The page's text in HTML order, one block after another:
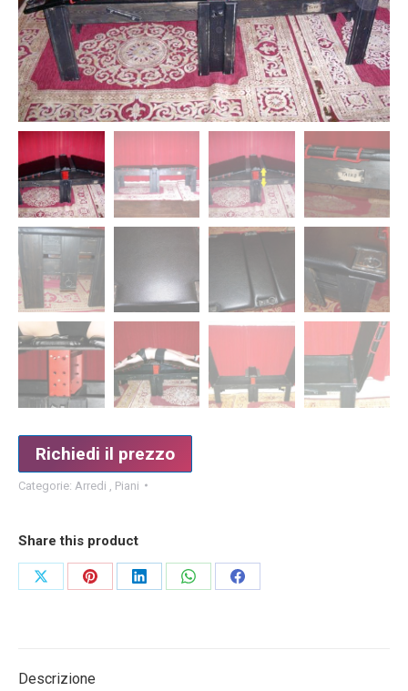
Richiedi il prezzo
Categorie: Arredi Piani
Share this product
CondividiCondividiCondividiCondividiCondividi
Descrizione